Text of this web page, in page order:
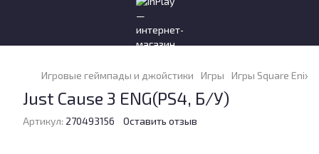
Игровые геймпады и джойстики Игры Игры Square Enix
Just Cause 3 ENG(PS4, Б/У)
Артикул: 270493156 Оставить отзыв